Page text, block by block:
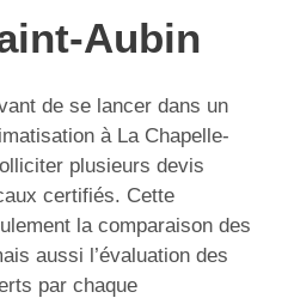
Aubin
de se lancer dans un
à La Chapelle-
plusieurs devis
certifiés. Cette
la comparaison des
aussi l’évaluation des
par chaque